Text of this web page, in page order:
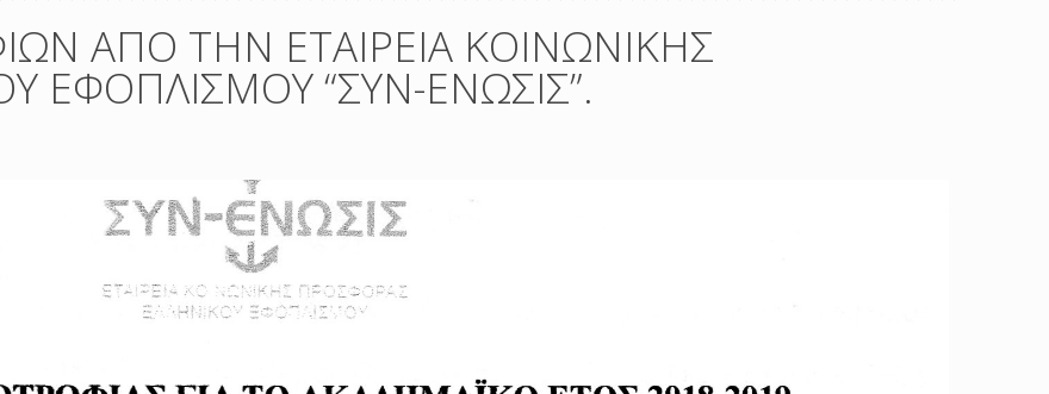
ΑΠΟ ΤΗΝ ΕΤΑΙΡΕΙΑ ΚΟΙΝΩΝΙΚΗΣ
ΕΦΟΠΛΙΣΜΟΥ “ΣΥΝ-ΕΝΩΣΙΣ”.